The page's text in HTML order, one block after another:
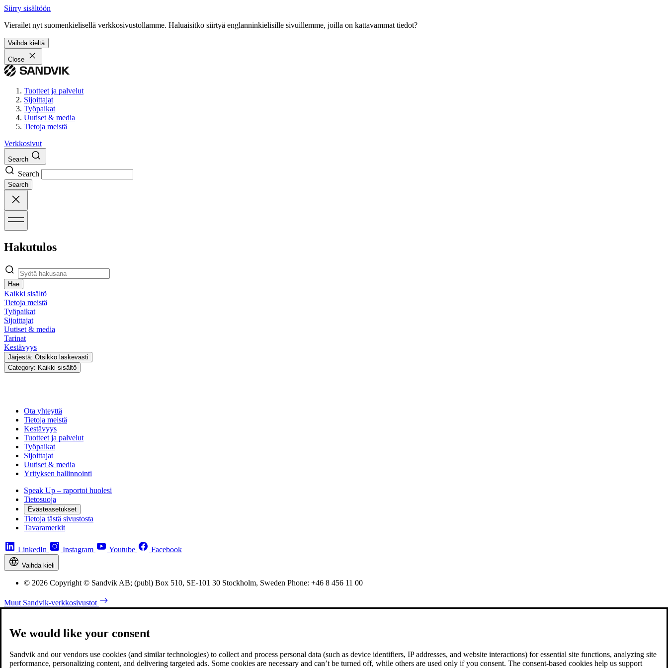
Siirry sisältöön
Vierailet nyt suomenkielisellä verkkosivustollamme. Haluaisitko siirtyä englanninkielisille sivuillemme, joilla on kattavammat tiedot?
Vaihda kieltä
Close
Tuotteet ja palvelut
Sijoittajat
Työpaikat
Uutiset & media
Tietoja meistä
Verkkosivut
Search
Search
Search
Hakutulos
Hae
Kaikki sisältö
Tietoja meistä
Työpaikat
Sijoittajat
Uutiset & media
Tarinat
Kestävyys
Järjestä: Otsikko laskevasti
Category: Kaikki sisältö
Ota yhteyttä
Tietoja meistä
Kestävyys
Tuotteet ja palvelut
Työpaikat
Sijoittajat
Uutiset & media
Yrityksen hallinnointi
Speak Up – raportoi huolesi
Tietosuoja
Evästeasetukset
Tietoja tästä sivustosta
Tavaramerkit
LinkedIn Instagram Youtube Facebook
Vaihda kieli
© 2026 Copyright © Sandvik AB; (publ) Box 510, SE-101 30 Stockholm, Sweden Phone: +46 8 456 11 00
Muut Sandvik-verkkosivustot
We would like your consent
Sandvik and our vendors use cookies (and similar technologies) to collect and process personal data (such as device identifiers, IP addresses, and website interactions) for essential site functions, analyzing site
performance, personalizing content, and delivering targeted ads. Some cookies are necessary and can’t be turned off, while others are used only if you consent. The consent-based cookies help us support